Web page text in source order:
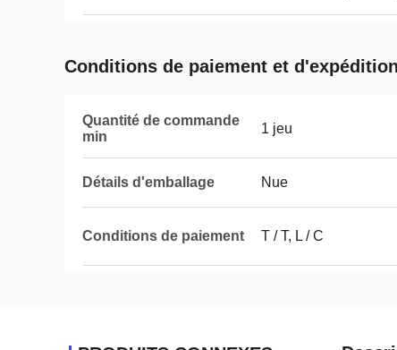
Conditions de paiement et d'expédition
Quantité de commande
min
1 jeu
Détails d'emballage Nue
Conditions de paiement T / T, L / C